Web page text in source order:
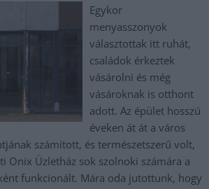
Egykor
menyasszonyok
választottak itt ruhát,
családok érkeztek
vásárolni és még
vásároknak is otthont
adott. Az épület hosszú
éveken át át a város
számított, és természetszerű volt,
Onix Üzletház sok szolnoki számára a
funkcionált. Mára oda jutottunk, hogy